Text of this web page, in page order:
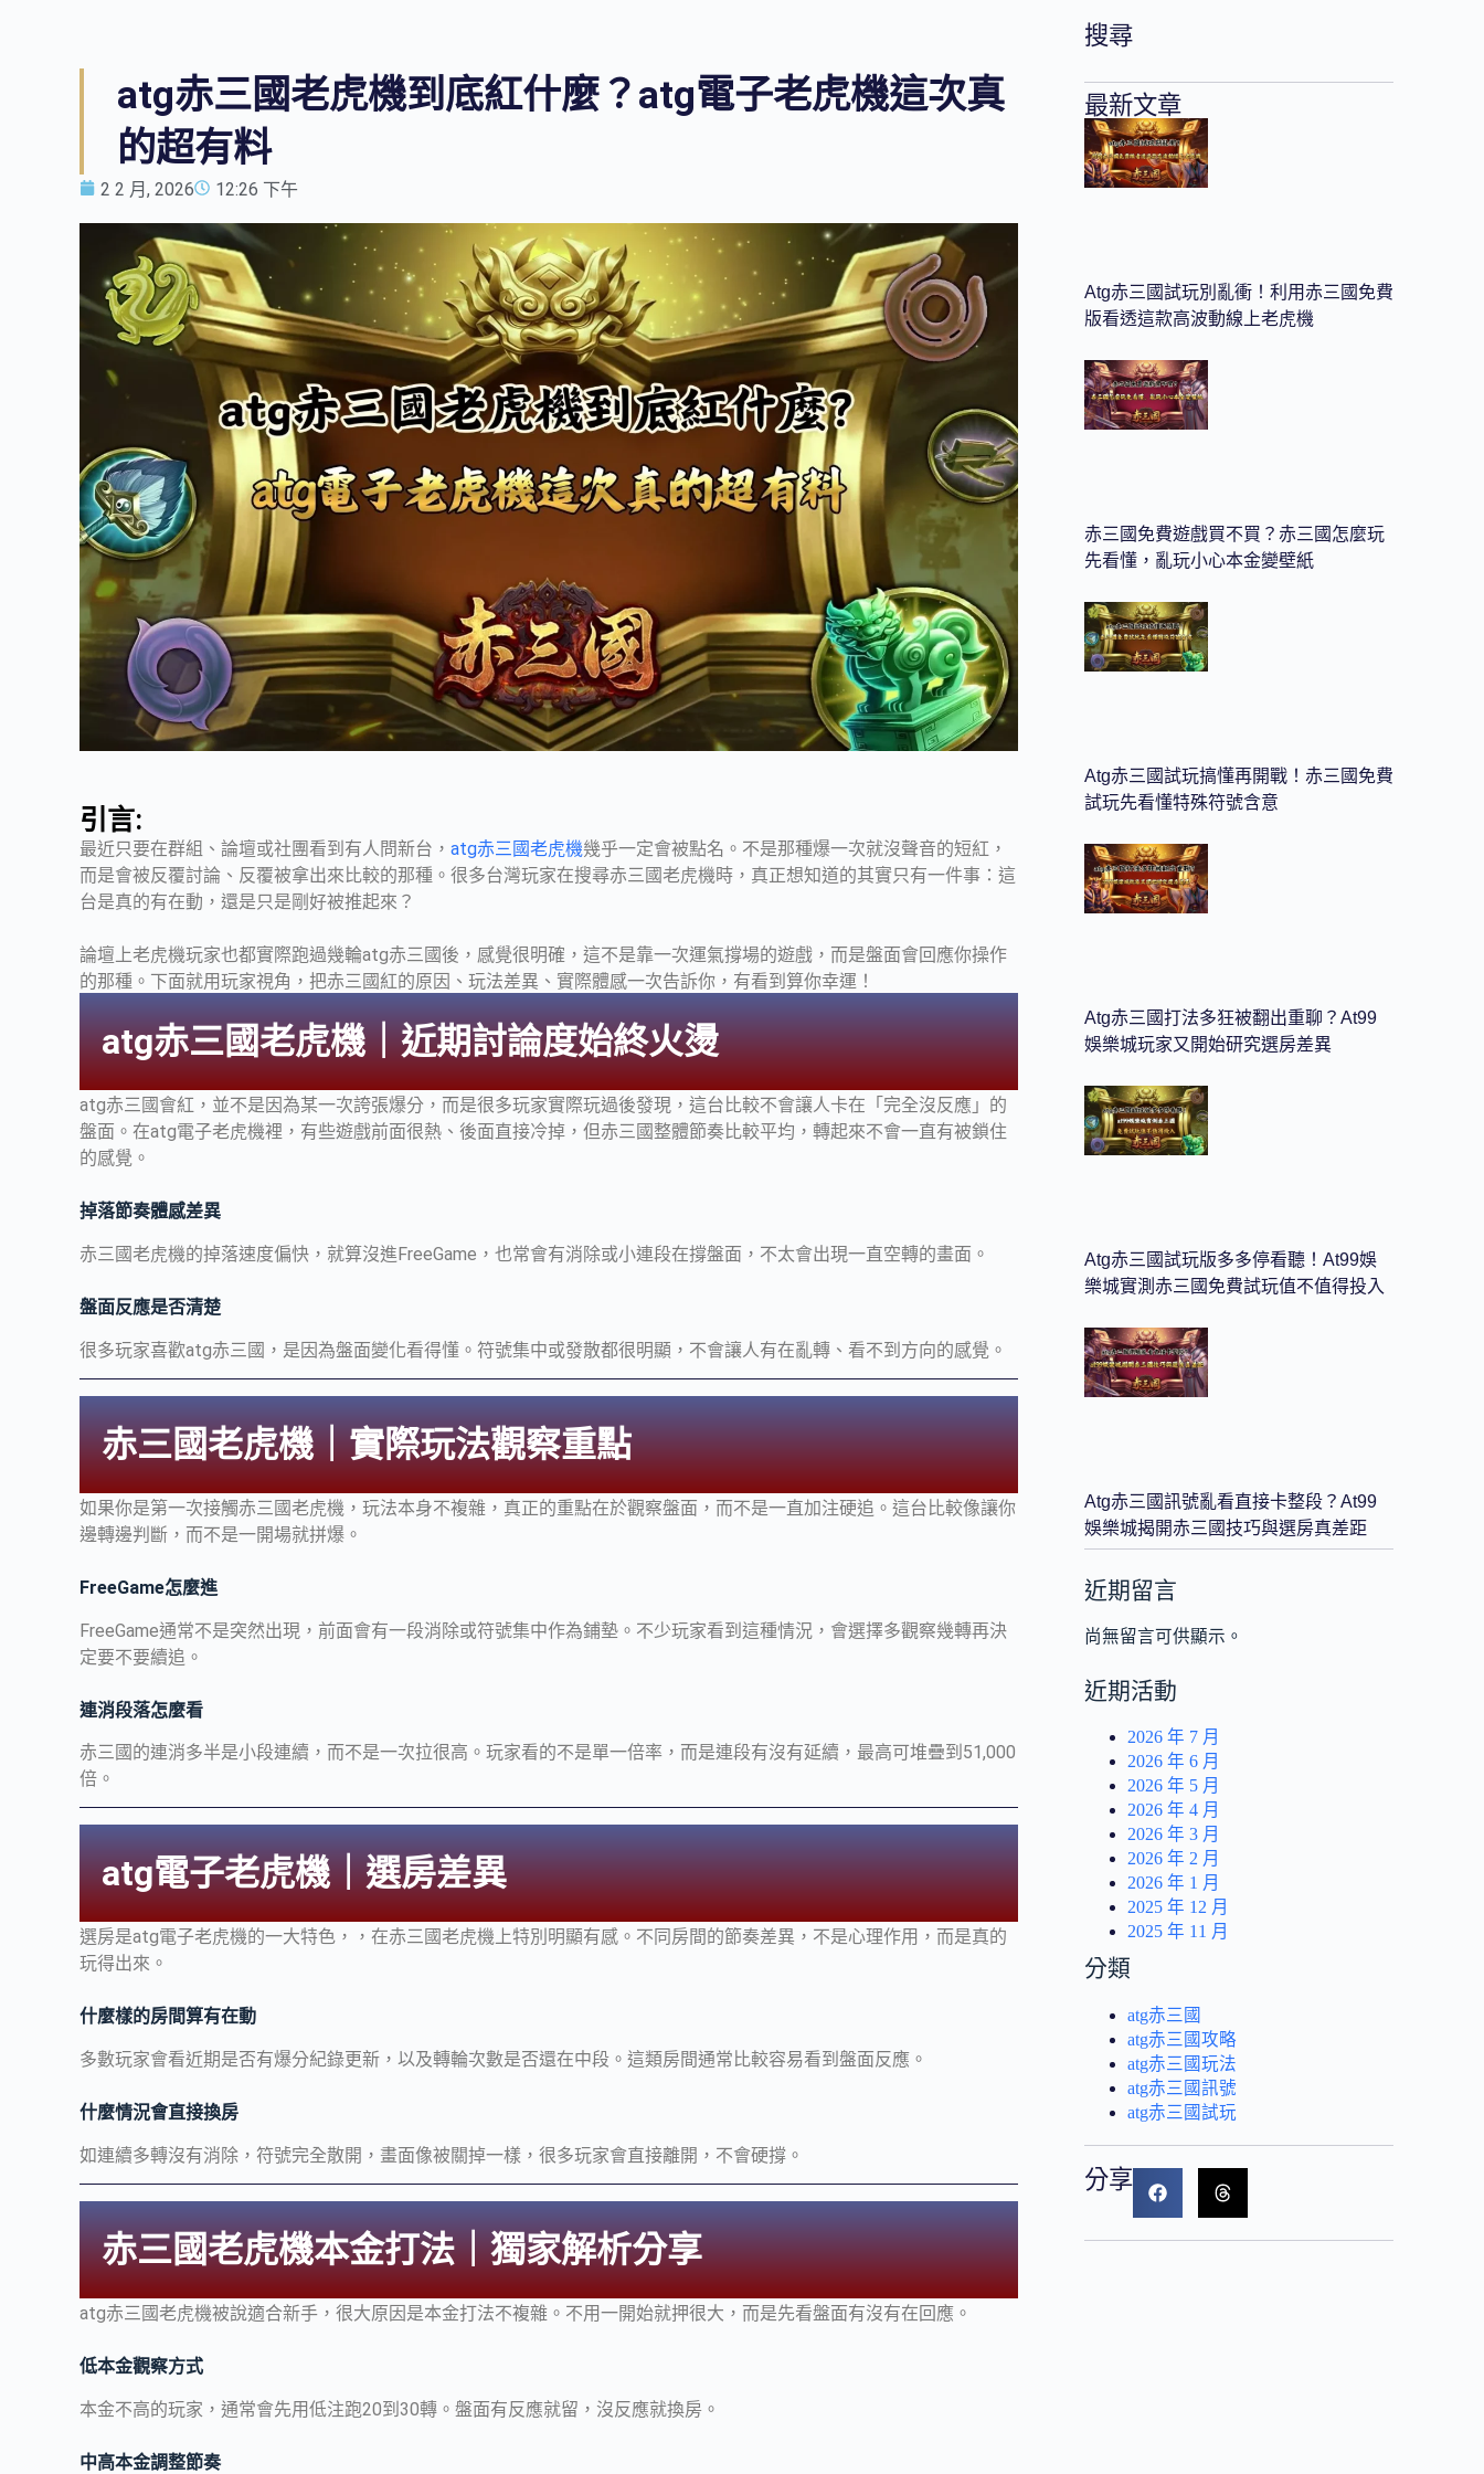
atg赤三國老虎機到底紅什麼？atg電子老虎機這次真
的超有料
2 2 月, 2026 12:26 下午
引言:
最近只要在群組、論壇或社團看到有人問新台， atg赤三國老虎機幾乎一定會被點名。不是那種爆一次就沒聲音的短紅，
而是會被反覆討論、反覆被拿出來比較的那種。很多台灣玩家在搜尋赤三國老虎機時，真正想知道的其實只有一件事：這
台是真的有在動，還是只是剛好被推起來？
論壇上老虎機玩家也都實際跑過幾輪atg赤三國後，感覺很明確，這不是靠一次運氣撐場的遊戲，而是盤面會回應你操作
的那種。下面就用玩家視角，把赤三國紅的原因、玩法差異、實際體感一次告訴你，有看到算你幸運！
atg赤三國老虎機｜近期討論度始終火燙
atg赤三國會紅，並不是因為某一次誇張爆分，而是很多玩家實際玩過後發現，這台比較不會讓人卡在「完全沒反應」的
盤面。在atg電子老虎機裡，有些遊戲前面很熱、後面直接冷掉，但赤三國整體節奏比較平均，轉起來不會一直有被鎖住
的感覺。
掉落節奏體感差異
赤三國老虎機的掉落速度偏快，就算沒進FreeGame，也常會有消除或小連段在撐盤面，不太會出現一直空轉的畫面。
盤面反應是否清楚
很多玩家喜歡atg赤三國，是因為盤面變化看得懂。符號集中或發散都很明顯，不會讓人有在亂轉、看不到方向的感覺。
赤三國老虎機｜實際玩法觀察重點
如果你是第一次接觸赤三國老虎機，玩法本身不複雜，真正的重點在於觀察盤面，而不是一直加注硬追。這台比較像讓你
邊轉邊判斷，而不是一開場就拼爆。
FreeGame怎麼進
FreeGame通常不是突然出現，前面會有一段消除或符號集中作為鋪墊。不少玩家看到這種情況，會選擇多觀察幾轉再決
定要不要續追。
連消段落怎麼看
赤三國的連消多半是小段連續，而不是一次拉很高。玩家看的不是單一倍率，而是連段有沒有延續，最高可堆疊到51,000
倍。
atg電子老虎機｜選房差異
選房是atg電子老虎機的一大特色，，在赤三國老虎機上特別明顯有感。不同房間的節奏差異，不是心理作用，而是真的
玩得出來。
什麼樣的房間算有在動
多數玩家會看近期是否有爆分紀錄更新，以及轉輪次數是否還在中段。這類房間通常比較容易看到盤面反應。
什麼情況會直接換房
如連續多轉沒有消除，符號完全散開，畫面像被關掉一樣，很多玩家會直接離開，不會硬撐。
赤三國老虎機本金打法｜獨家解析分享
atg赤三國老虎機被說適合新手，很大原因是本金打法不複雜。不用一開始就押很大，而是先看盤面有沒有在回應。
低本金觀察方式
本金不高的玩家，通常會先用低注跑20到30轉。盤面有反應就留，沒反應就換房。
中高本金調整節奏
搜尋
最新文章
Atg赤三國試玩別亂衝！利用赤三國免費
版看透這款高波動線上老虎機
赤三國免費遊戲買不買？赤三國怎麼玩
先看懂，亂玩小心本金變壁紙
Atg赤三國試玩搞懂再開戰！赤三國免費
試玩先看懂特殊符號含意
Atg赤三國打法多狂被翻出重聊？at99
娛樂城玩家又開始研究選房差異
Atg赤三國試玩版多多停看聽！at99娛
樂城實測赤三國免費試玩值不值得投入
Atg赤三國訊號亂看直接卡整段？at99
娛樂城揭開赤三國技巧與選房真差距
近期留言
尚無留言可供顯示。
近期活動
2026 年 7 月
2026 年 6 月
2026 年 5 月
2026 年 4 月
2026 年 3 月
2026 年 2 月
2026 年 1 月
2025 年 12 月
2025 年 11 月
分類
atg赤三國
atg赤三國攻略
atg赤三國玩法
atg赤三國訊號
atg赤三國試玩
分享